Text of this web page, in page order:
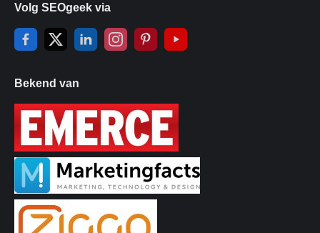
Volg SEOgeek via
Bekend van